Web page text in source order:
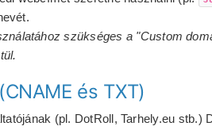
szükséges a "Custom
és TXT)
(pl. DotRoll, Tarhely.eu stb.)